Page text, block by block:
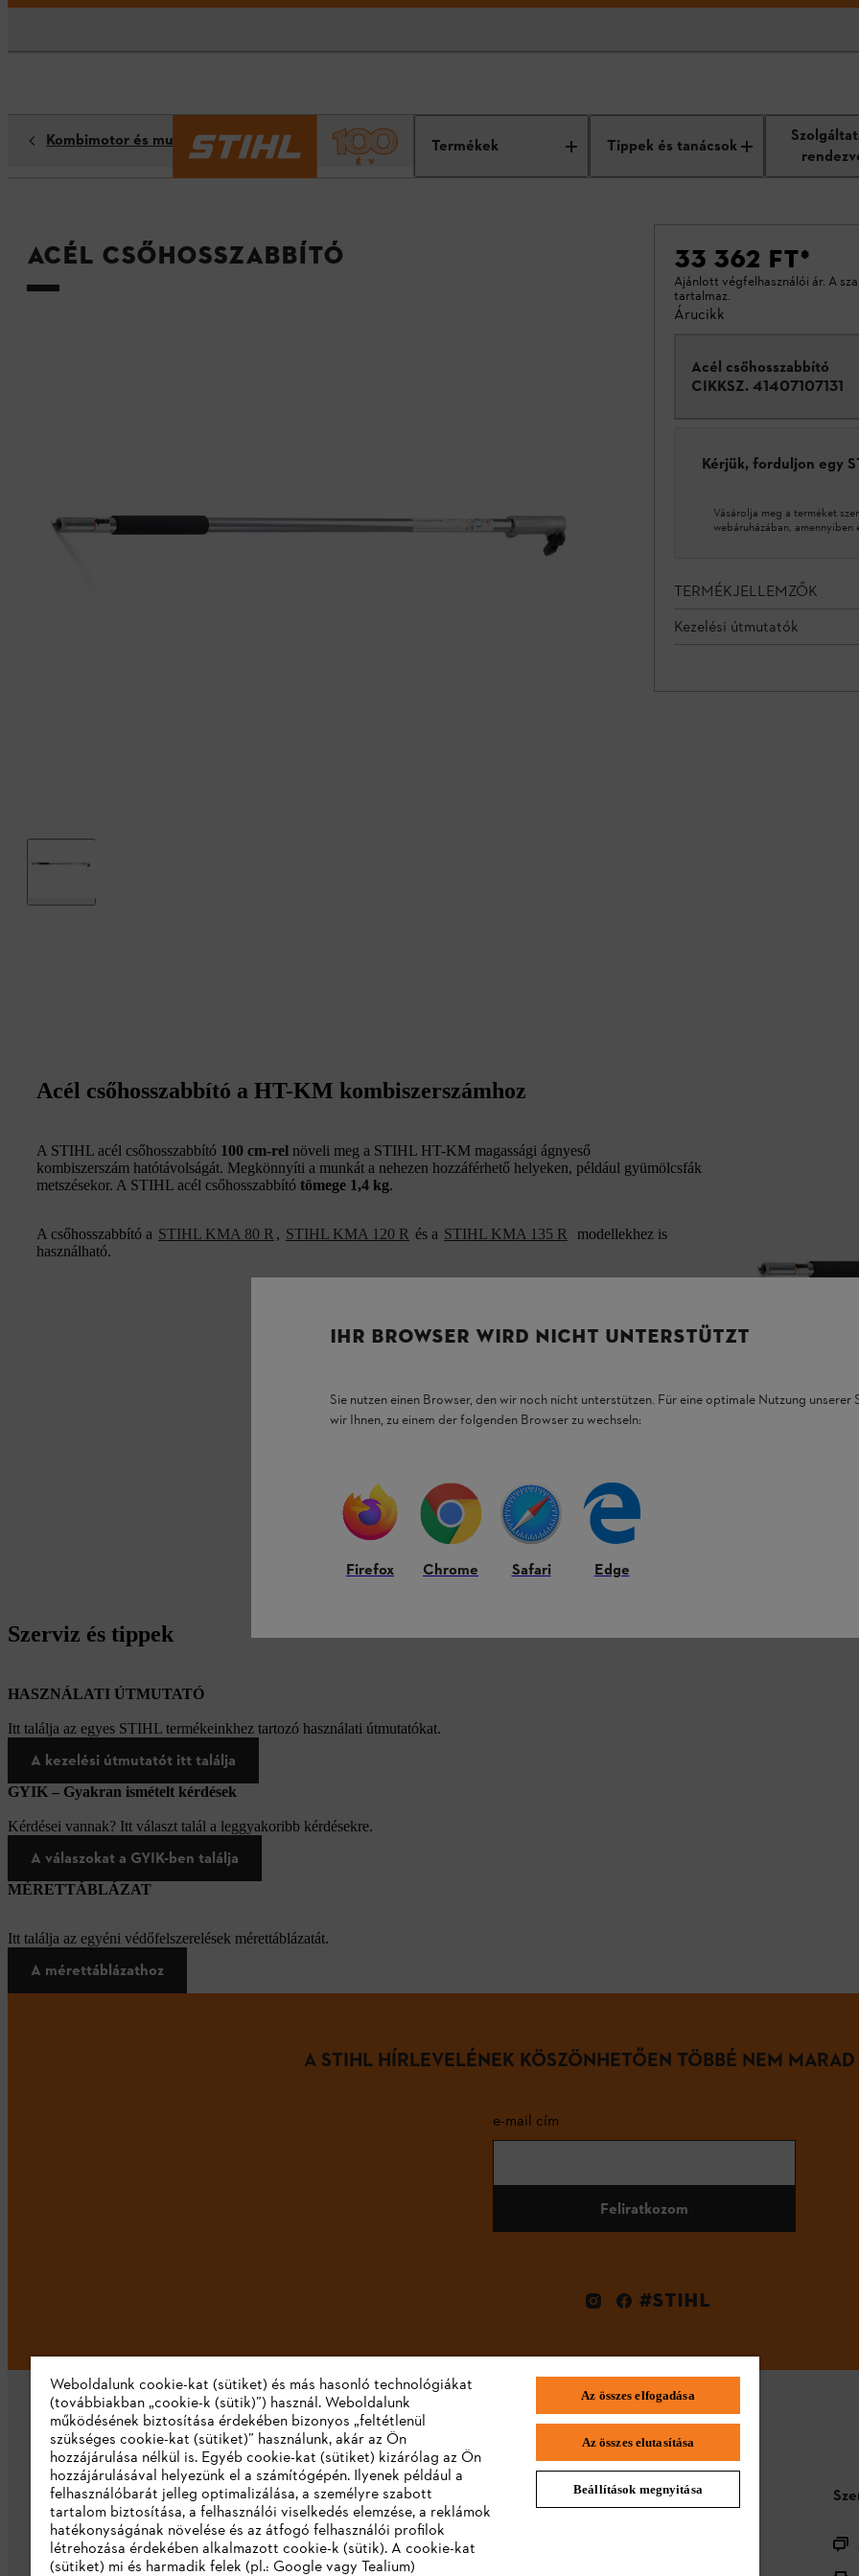
Termékek Tippek és tanácsok
Kombimotor és multimotor tartozékok
Acél csőhosszabbító 33 362 FT*
Ajánlott végfelhasználói ár. A
tartalmaz.
Árucikk
Acél csőhosszabbító
CIKKSZ. 41407107131
Kérjük, forduljon egy
Vásárolja meg a terméket
webáruházában, amennyiben
TERMÉKJELLEMZŐK
Kezelési útmutatók
Acél csőhosszabbító a HT-KM kombiszerszámhoz
A STIHL acél csőhosszabbító 100 cm-rel növeli meg a STIHL HT-KM magassági ágnyeső
kombiszerszám hatótávolságát. Megkönnyíti a munkát a nehezen hozzáférhető helyeken, például gyümölcsfák
metszésekor. A STIHL acél csőhosszabbító tömege 1,4 kg.
A csőhosszabbító a STIHL KMA 80 R , STIHL KMA 120 R és a STIHL KMA 135 R
modellekhez is
használható.
Szerviz és tippek
HASZNÁLATI ÚTMUTATÓ
Itt találja az egyes STIHL termékeinkhez tartozó használati útmutatókat.
A kezelési útmutatót itt találja
GYIK – Gyakran ismételt kérdések
Kérdései vannak? Itt választ talál a leggyakoribb kérdésekre.
A válaszokat a GYIK-ben találja
MÉRETTÁBLÁZAT
Itt találja az egyéni védőfelszerelések mérettáblázatát.
A mérettáblázathoz
A STIHL HÍRLEVELÉNEK KÖSZÖNHETŐEN TÖBBÉ NEM
e-mail cím
Feliratkozom
#STIHL
Vállalat
Rólunk
STIHL GYIK
IHR BROWSER WIRD NICHT UNTERSTÜTZT
Sie nutzen einen Browser, den wir noch nicht unterstützen. Für eine optimale Nutzung unserer
wir Ihnen, zu einem der folgenden Browser zu wechseln:
Firefox Chrome Safari Edge
Weboldalunk cookie-kat (sütiket) és más hasonló technológiákat
(továbbiakban „cookie-k (sütik)”) használ. Weboldalunk
működésének biztosítása érdekében bizonyos „feltétlenül
szükséges cookie-kat (sütiket)” használunk, akár az Ön
hozzájárulása nélkül is. Egyéb cookie-kat (sütiket) kizárólag az Ön
hozzájárulásával helyezünk el a számítógépén. Ilyenek például a
felhasználóbarát jelleg optimalizálása, a személyre szabott
tartalom biztosítása, a felhasználói viselkedés elemzése, a reklámok
hatékonyságának növelése és az átfogó felhasználói profilok
létrehozása érdekében alkalmazott cookie-k (sütik). A cookie-kat
(sütiket) mi és harmadik felek (pl.: Google vagy Tealium)
Az összes elfogadása
Az összes elutasítása
Beállítások megnyitása